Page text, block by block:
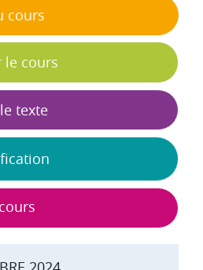
cours
le cours
texte